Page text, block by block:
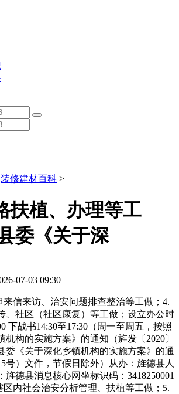
装修建材百科 >
扶植、办理等工
委《关于深
07-03 09:30
信来访、治安问题排查整治等工做；4.
、社区（社区康复）等工做；设立办公时
下战书14:30至17:30（周一至周五，按照
机构的实施方案》的通知（旌发〔2020〕
委《关于深化乡镇机构的实施方案》的通
号）文件，节假日除外）从办：旌德县人
旌德县消息核心网坐标识码：3418250001
区内社会治安分析管理、扶植等工做；5.